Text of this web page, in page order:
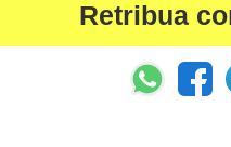
Retribua